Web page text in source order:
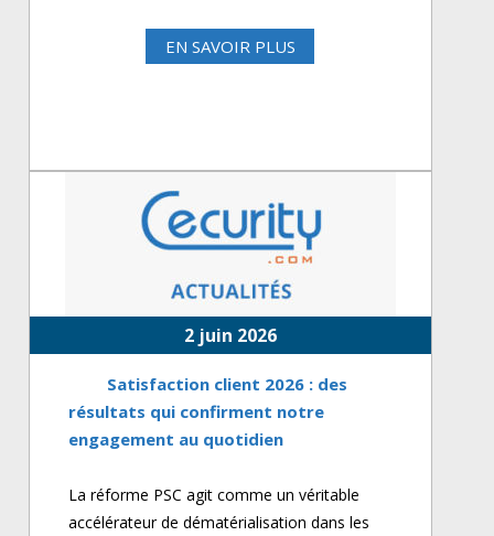
EN SAVOIR PLUS
2 juin 2026
Satisfaction client 2026 : des
résultats qui confirment notre
engagement au quotidien
La réforme PSC agit comme un véritable
accélérateur de dématérialisation dans les